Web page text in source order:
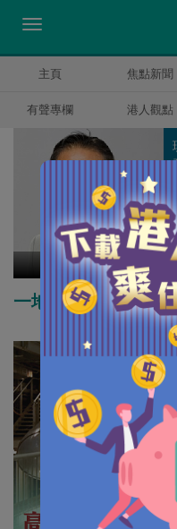
主頁 焦點新聞
有聲專欄 港人觀點
田北辰
一地兩檢內地口岸